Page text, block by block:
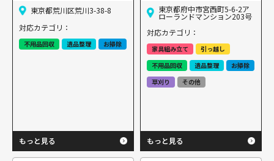
東京都荒川区荒川3-38-8
対応カテゴリ：
不用品回収 遺品整理 お掃除
もっと見る
東京都府中市宮西町5-6-2ア
ローランドマンション203号
対応カテゴリ：
家具組み立て
引っ越し
不用品回収
遺品整理
お掃除
草刈り
その他
もっと見る